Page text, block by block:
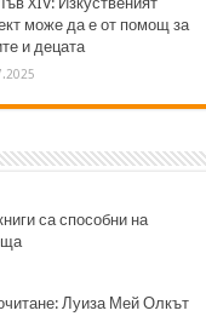
може да е от помощ за
и децата
са способни на
Луиза Мей Олкът